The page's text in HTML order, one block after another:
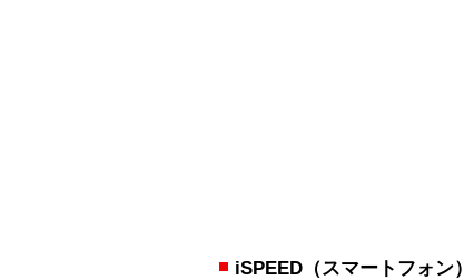
iSPEED（スマートフォン）